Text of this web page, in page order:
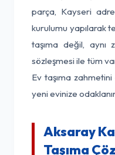
parça, Kayseri
kurulumu yapılarak
taşıma değil, aynı
sözleşmesi ile tüm
Ev taşıma
yeni evinize
Aksaray
Taşıma